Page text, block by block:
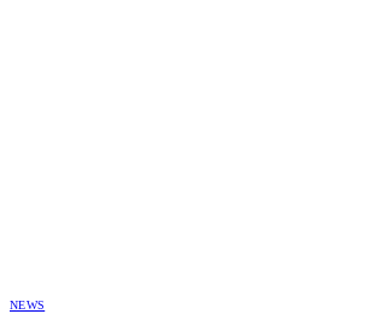
NEWS